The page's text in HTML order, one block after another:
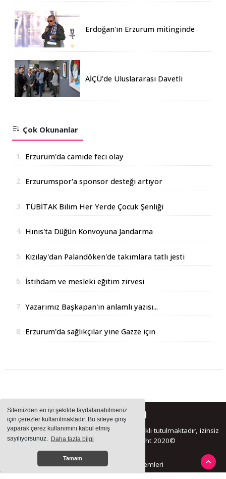
Sitemizden en iyi şekilde faydalanabilmeniz
için çerezler kullanılmaktadır. Bu siteye giriş
yaparak çerez kullanımını kabul etmiş
sayılıyorsunuz. Daha fazla bilgi
Tamam
Erdoğan'ın Erzurum mitinginde
AİÇÜ’de Uluslararası Davetli
Çok Okunanlar
1. Erzurum'da camide feci olay
2. Erzurumspor'a sponsor desteği artıyor
3. TÜBİTAK Bilim Her Yerde Çocuk Şenliği
4. Hınıs'ta Düğün Konvoyuna Jandarma
5. Kızılay'dan Palandöken'de takımlara tatlı jesti
6. İstihdam ve mesleki eğitim zirvesi
7. Yazarımız Başkapan'ın anlamlı yazısı...
8. Erzurum'da sağlıkçılar yine Gazze için
Sitemizde bulunan içeriklerin tüm hakları saklı tutulmaktadır, izinsiz
içerikler kullanılamaz. Copyright 2020©
Haber Yazılımı: Haber Sistemleri